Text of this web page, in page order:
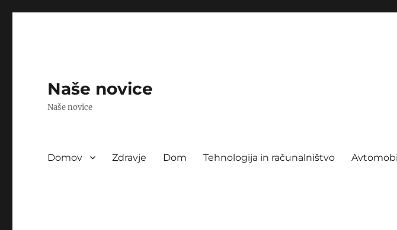
Naše novice
Naše novice
Domov Zdravje Dom Tehnologija in računalništvo